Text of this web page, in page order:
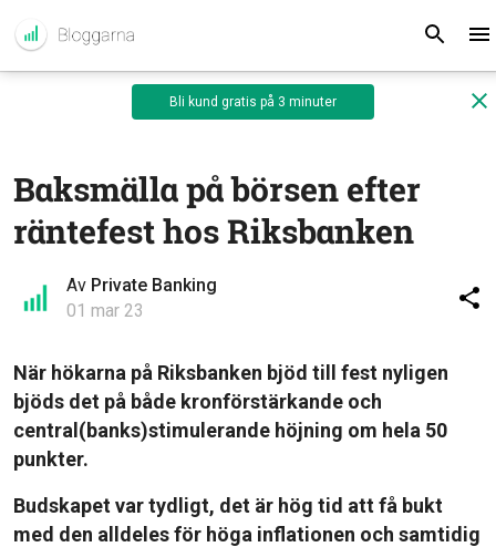
Bli kund gratis på 3 minuter
Baksmälla på börsen efter
räntefest hos Riksbanken
Av Private Banking
01 mar 23
När hökarna på Riksbanken bjöd till fest nyligen
bjöds det på både kronförstärkande och
central(banks)stimulerande höjning om hela 50
punkter.
Budskapet var tydligt, det är hög tid att få bukt
med den alldeles för höga inflationen och samtidig